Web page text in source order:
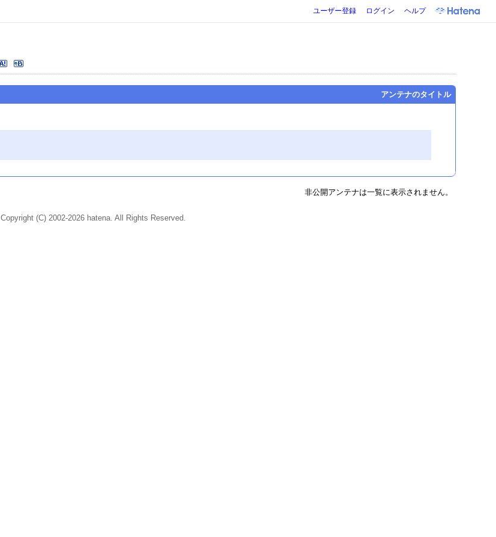
ユーザー登録 ログイン ヘルプ
アンテナのタイトル
非公開アンテナは一覧に表示されません。
Copyright (C) 2002-2026 hatena. All Rights Reserved.